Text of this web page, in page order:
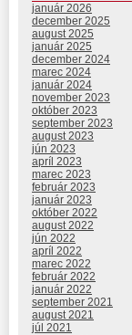
január 2026
december 2025
august 2025
január 2025
december 2024
marec 2024
január 2024
november 2023
október 2023
september 2023
august 2023
jún 2023
apríl 2023
marec 2023
február 2023
január 2023
október 2022
august 2022
jún 2022
apríl 2022
marec 2022
február 2022
január 2022
september 2021
august 2021
júl 2021